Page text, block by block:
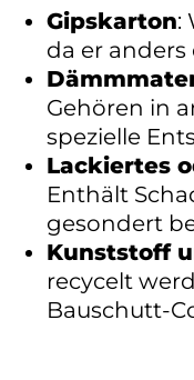
Gipskarton:
da er
Gehören in
spezielle
Lackiertes
Enthält
gesondert
Kunststoff
recycelt
Bauschutt-